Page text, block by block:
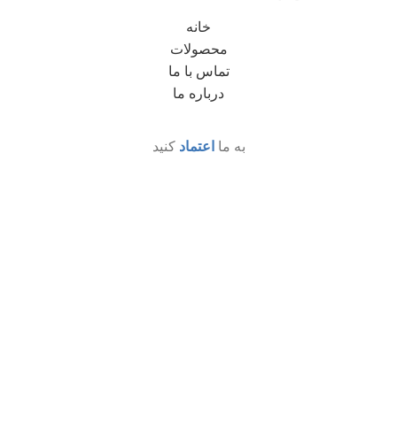
خانه
محصولات
تماس با ما
درباره ما
به ما اعتماد کنید